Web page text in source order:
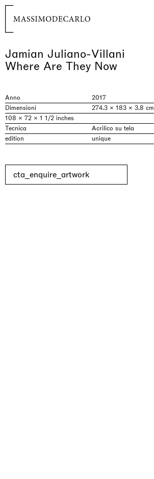
Jamian Juliano-Villani
Where Are They Now
Anno
2017
Dimensioni
274.3 × 183 × 3.8 cm
108 × 72 × 1 1/2 inches
Tecnica
Acrilico su tela
edition
unique
cta_enquire_artwork